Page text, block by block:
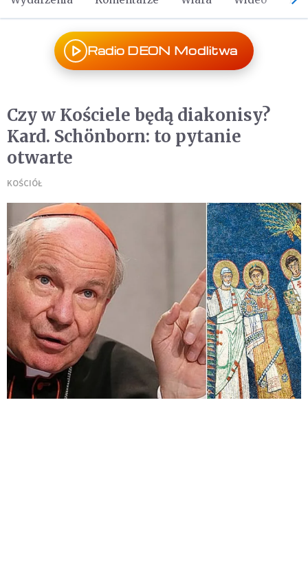
Radio DEON Modlitwa
Czy w Kościele będą diakonisy?
Kard. Schönborn: to pytanie
otwarte
KOŚCIÓŁ